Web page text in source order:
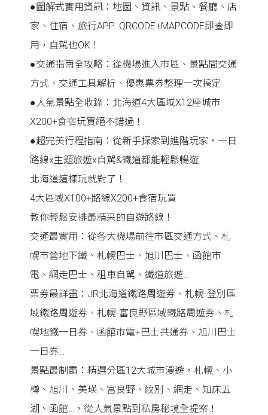
●圖解式實用資訊：地圖、資訊、景點、餐廳、店
家、住宿、旅行APP…QRCODE+MAPCODE即查即
用，自駕也OK！
●交通指南全攻略：從機場進入市區、景點間交通
方式、交通工具解析、優惠票券整理一次搞定
●人氣景點全收錄：北海道4大區域X12座城市
X200+食宿玩買絕不錯過！
●超完美行程指南：從新手探索到進階玩家，一日
路線x主題旅遊x自駕&鐵道都能輕鬆暢遊
北海道這樣玩就對了！
4大區域X100+路線X200+食宿玩買
教你輕鬆安排最精采的自遊路線！
交通最實用：從各大機場前往市區交通方式、札
幌市營地下鐵、札幌巴士、旭川巴士、函館市
電、網走巴士、租車自駕、鐵道旅遊…
票券最詳盡：JR北海道鐵路周遊券、札幌-登別區
域鐵路周遊券、札幌-富良野區域鐵路周遊券、札
幌地鐵一日券、函館市電+巴士共通券、旭川巴士
一日券…
景點最制霸：精選分區12大城市漫遊，札幌、小
樽、旭川、美瑛、富良野、紋別、網走、知床五
湖、函館…，從人氣景點到私房秘境全提案！